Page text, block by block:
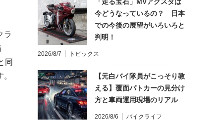
ラ
同
今どうなっているの？ 日本
での今後の展望がいろいろと
判明！
2026/8/7 トピックス
【元白バイ隊員がこっそり教
える】覆面パトカーの見分け
方と車両運用現場のリアル
2026/8/6 バイクライフ